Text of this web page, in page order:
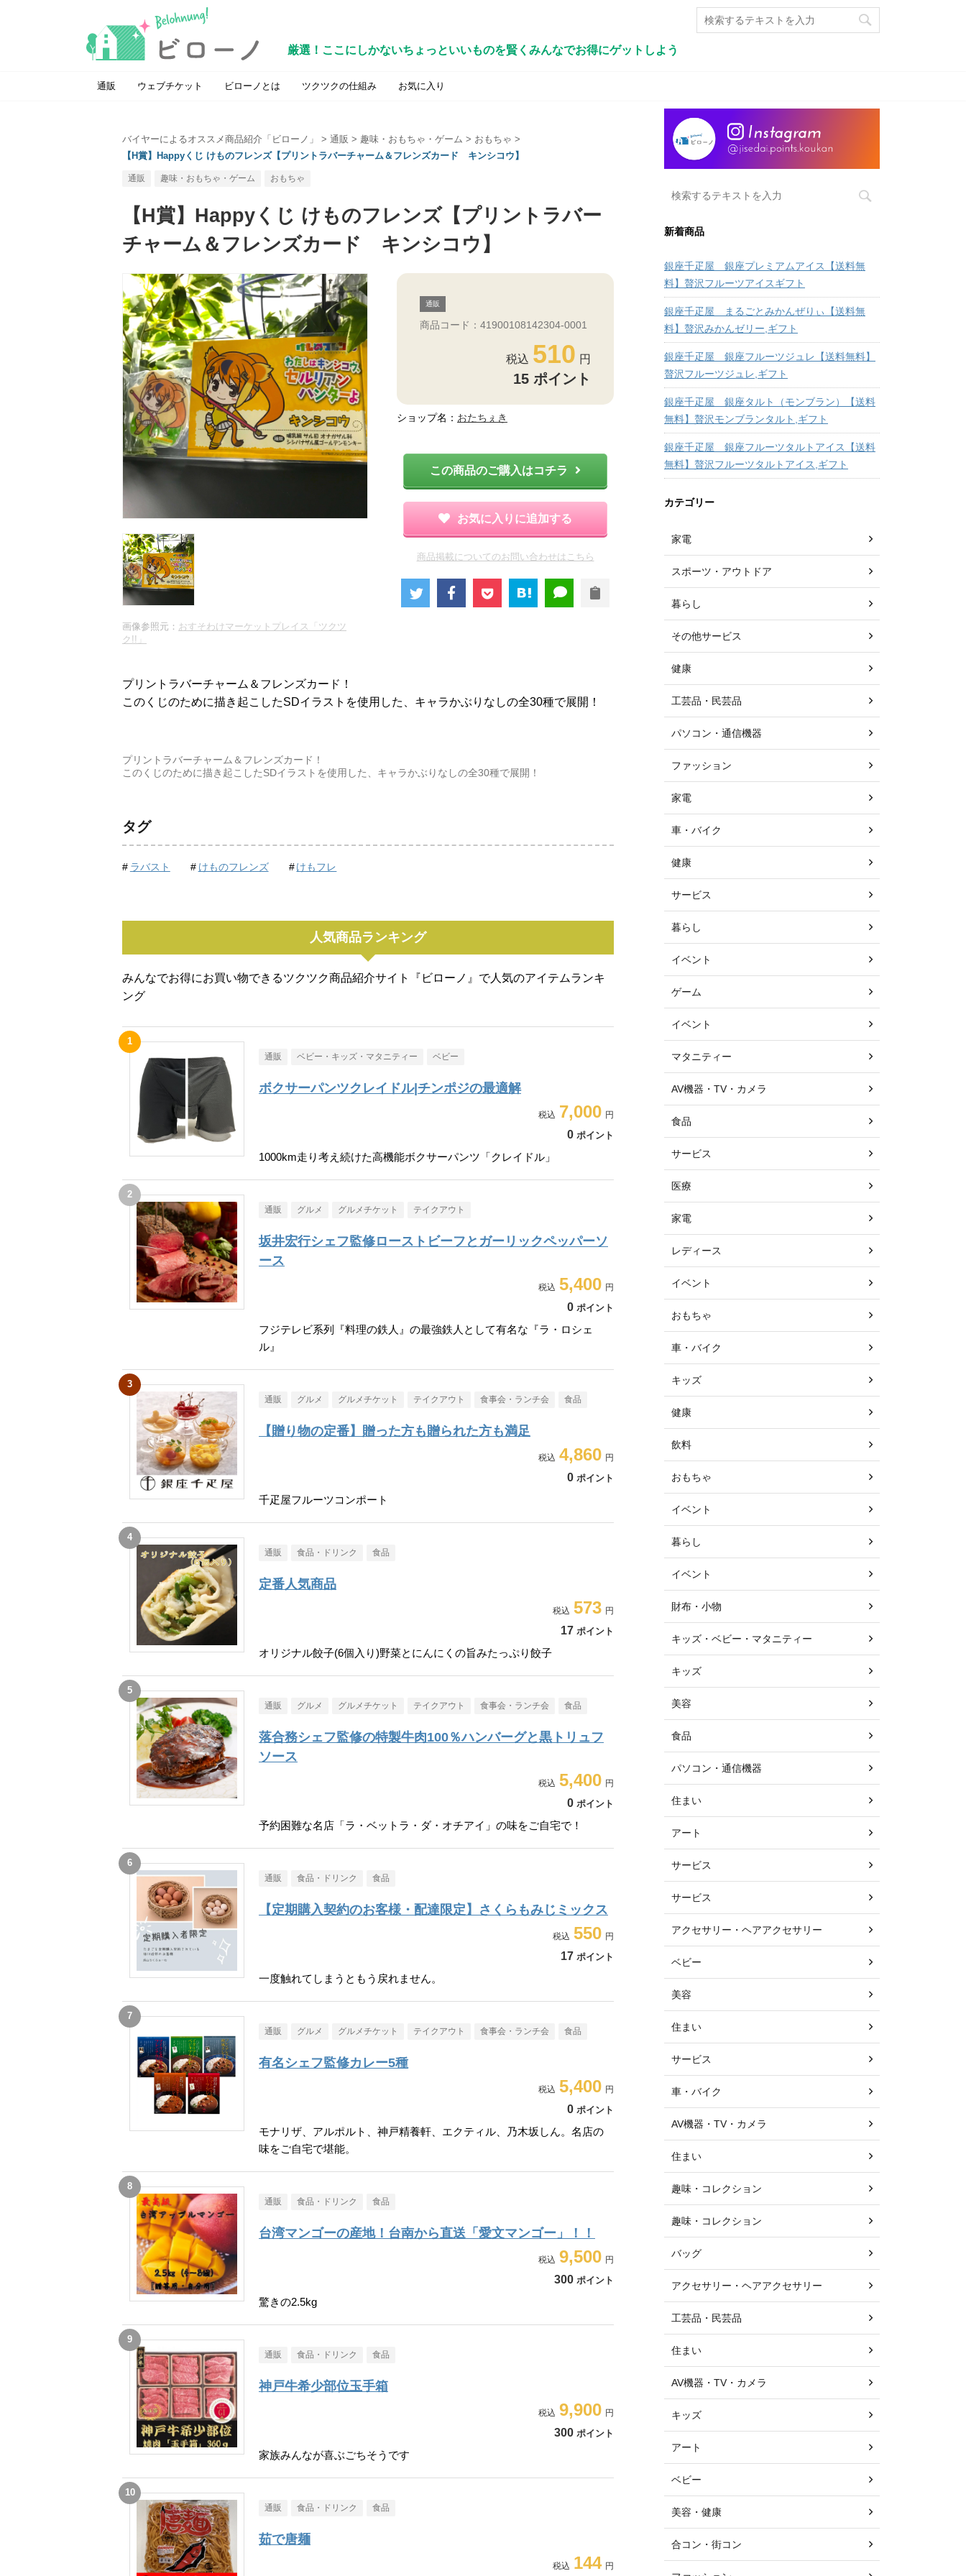
厳選！ここにしかないちょっといいものを賢くみんなでお得にゲットしよう
通販 ウェブチケット ビローノとは ツクツクの仕組み お気に入り
バイヤーによるオススメ商品紹介「ビローノ」 > 通販 > 趣味・おもちゃ・ゲーム > おもちゃ >
【H賞】Happyくじ けものフレンズ【プリントラバーチャーム＆フレンズカード キンシコウ】
通販 趣味・おもちゃ・ゲーム おもちゃ
【H賞】Happyくじ けものフレンズ【プリントラバー
チャーム＆フレンズカード キンシコウ】
画像参照元： おすそわけマーケットプレイス「ツクツ
ク!!」
通販
商品コード：41900108142304-0001
510
15 ポイント
ショップ名： おたちぇき
この商品のご購入はコチラ
お気に入りに追加する
商品掲載についてのお問い合わせはこちら
プリントラバーチャーム＆フレンズカード！
このくじのために描き起こしたSDイラストを使用した、キャラかぶりなしの全30種で展開！
プリントラバーチャーム＆フレンズカード！
このくじのために描き起こしたSDイラストを使用した、キャラかぶりなしの全30種で展開！
タグ
ラバスト けものフレンズ けもフレ
人気商品ランキング
みんなでお得にお買い物できるツクツク商品紹介サイト『ビローノ』で人気のアイテムランキ
ング
通販 ベビー・キッズ・マタニティー ベビー
ボクサーパンツクレイドル|チンポジの最適解
7,000
0 ポイント
1000km走り考え続けた高機能ボクサーパンツ「クレイドル」
通販 グルメ グルメチケット テイクアウト
坂井宏行シェフ監修ローストビーフとガーリックペッパーソ
ース
5,400
0 ポイント
フジテレビ系列『料理の鉄人』の最強鉄人として有名な『ラ・ロシェ
ル』
通販 グルメ グルメチケット テイクアウト 食事会・ランチ会 食品
【贈り物の定番】贈った方も贈られた方も満足
4,860
0 ポイント
千疋屋フルーツコンポート
通販 食品・ドリンク 食品
定番人気商品
573
17 ポイント
オリジナル餃子(6個入り)野菜とにんにくの旨みたっぷり餃子
通販 グルメ グルメチケット テイクアウト 食事会・ランチ会 食品
落合務シェフ監修の特製牛肉100％ハンバーグと黒トリュフ
ソース
5,400
0 ポイント
予約困難な名店「ラ・ベットラ・ダ・オチアイ」の味をご自宅で！
通販 食品・ドリンク 食品
【定期購入契約のお客様・配達限定】さくらもみじミックス
550
17 ポイント
一度触れてしまうともう戻れません。
通販 グルメ グルメチケット テイクアウト 食事会・ランチ会 食品
有名シェフ監修カレー5種
5,400
0 ポイント
モナリザ、アルポルト、神戸精養軒、エクティル、乃木坂しん。名店の
味をご自宅で堪能。
通販 食品・ドリンク 食品
台湾マンゴーの産地！台南から直送「愛文マンゴー」！！
9,500
300 ポイント
驚きの2.5kg
通販 食品・ドリンク 食品
神戸牛希少部位玉手箱
9,900
300 ポイント
家族みんなが喜ぶごちそうです
通販 食品・ドリンク 食品
茹で唐麺
144
新着商品
銀座千疋屋 銀座プレミアムアイス【送料無
料】贅沢フルーツアイスギフト
銀座千疋屋 まるごとみかんぜりぃ【送料無
料】贅沢みかんゼリー,ギフト
銀座千疋屋 銀座フルーツジュレ【送料無料】
贅沢フルーツジュレ,ギフト
銀座千疋屋 銀座タルト（モンブラン）【送料
無料】贅沢モンブランタルト,ギフト
銀座千疋屋 銀座フルーツタルトアイス【送料
無料】贅沢フルーツタルトアイス,ギフト
カテゴリー
家電
スポーツ・アウトドア
暮らし
その他サービス
健康
工芸品・民芸品
パソコン・通信機器
ファッション
家電
車・バイク
健康
サービス
暮らし
イベント
ゲーム
イベント
マタニティー
AV機器・TV・カメラ
食品
サービス
医療
家電
レディース
イベント
おもちゃ
車・バイク
キッズ
健康
飲料
おもちゃ
イベント
暮らし
イベント
財布・小物
キッズ・ベビー・マタニティー
キッズ
美容
食品
パソコン・通信機器
住まい
アート
サービス
サービス
アクセサリー・ヘアアクセサリー
ベビー
美容
住まい
サービス
車・バイク
AV機器・TV・カメラ
住まい
趣味・コレクション
趣味・コレクション
バッグ
アクセサリー・ヘアアクセサリー
工芸品・民芸品
住まい
AV機器・TV・カメラ
キッズ
アート
ベビー
美容・健康
合コン・街コン